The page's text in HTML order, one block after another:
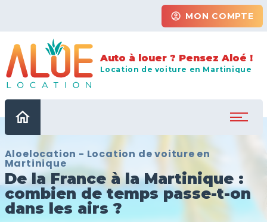
account_circle MON COMPTE
Auto à louer ? Pensez Aloé !
Location de voiture en Martinique
home
Aloelocation - Location de voiture en
Martinique
De la France à la Martinique :
combien de temps passe-t-on
dans les airs ?